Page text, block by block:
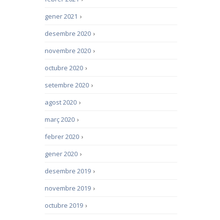
›
gener 2021
›
desembre 2020
›
novembre 2020
›
octubre 2020
›
setembre 2020
›
agost 2020
›
març 2020
›
febrer 2020
›
gener 2020
›
desembre 2019
›
novembre 2019
›
octubre 2019